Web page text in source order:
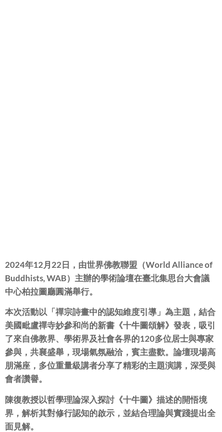
2024年12月22日，由世界佛教聯盟（World Alliance of
Buddhists, WAB） 主辦的學術論壇在臺北集思台大會議
中心柏拉圖廳圓滿舉行。
本次活動以「禪宗詩畫中的認知維度引導」為主題， 結合
美國毗盧禪寺妙參和尚的新書《十牛圖頌解》發表， 吸引
了來自佛教界、 學術界及社會各界的120多位居士與專家
參與，共襄盛舉， 現場氣氛融洽，賓主盡歡。論壇現場高
朋滿座， 多位重量級講者分享了精彩的主題演講，深受與
會者讚譽。
陳復教授以哲學理論深入探討《十牛圖》描述的開悟境
界， 解析其對修行認知的啟示，並結合理論與實踐提出全
面見解。